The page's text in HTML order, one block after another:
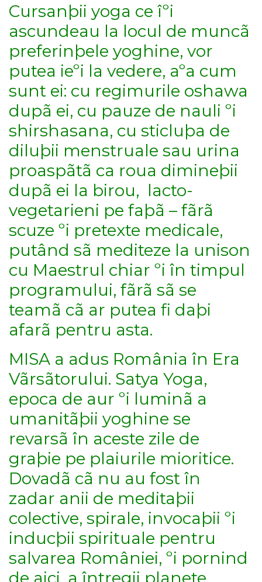
Cursanþii yoga ce îºi
ascundeau la locul de muncã
preferinþele yoghine, vor
putea ieºi la vedere, aºa cum
sunt ei: cu regimurile oshawa
dupã ei, cu pauze de nauli ºi
shirshasana, cu sticluþa de
diluþii menstruale sau urina
proaspãtã ca roua dimineþii
dupã ei la birou, lacto-
vegetarieni pe faþã – fãrã
scuze ºi pretexte medicale,
putând sã mediteze la unison
cu Maestrul chiar ºi în timpul
programului, fãrã sã se
teamã cã ar putea fi daþi
afarã pentru asta.
MISA a adus România în Era
Vãrsãtorului. Satya Yoga,
epoca de aur ºi luminã a
umanitãþii yoghine se
revarsã în aceste zile de
graþie pe plaiurile mioritice.
Dovadã cã nu au fost în
zadar anii de meditaþii
colective, spirale, invocaþii ºi
inducþii spirituale pentru
salvarea României, ºi pornind